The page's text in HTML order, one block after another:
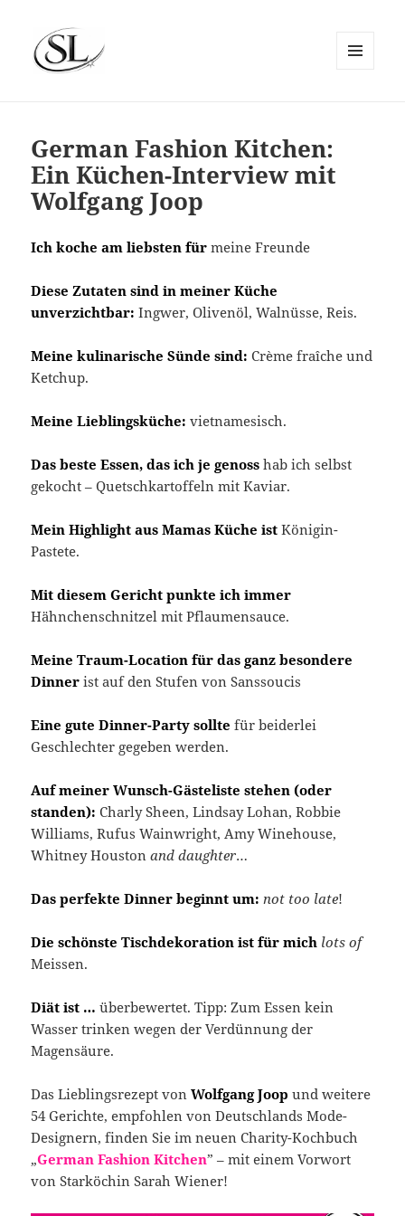
German Fashion Kitchen:
Ein Küchen-Interview mit
Wolfgang Joop
Ich koche am liebsten fürmeine Freunde
Diese Zutaten sind in meiner Küche
unverzichtbar: Ingwer, Olivenöl, Walnüsse, Reis.
Meine kulinarische Sünde sind: Crème fraîche und
Ketchup.
Meine Lieblingsküche: vietnamesisch.
Das beste Essen, das ich je genosshab ich selbst
gekocht – Quetschkartoffeln mit Kaviar.
Mein Highlight aus Mamas Küche ist Königin-
Pastete.
Mit diesem Gericht punkte ich immer
Hähnchenschnitzel mit Pflaumensauce.
Meine Traum-Location für das ganz besondere
Dinnerist auf den Stufen von Sanssoucis
Eine gute Dinner-Party solltefür beiderlei
Geschlechter gegeben werden.
Auf meiner Wunsch-Gästeliste stehen (oder
standen): Charly Sheen, Lindsay Lohan, Robbie
Williams, Rufus Wainwright, Amy Winehouse,
Whitney Houstonand daughter…
Das perfekte Dinner beginnt um: not too late!
Die schönste Tischdekoration ist für mich lots of
Meissen.
Diät ist … überbewertet. Tipp: Zum Essen kein
Wasser trinken wegen der Verdünnung der
Magensäure.
Das Lieblingsrezept vonWolfgang Joop und weitere
54 Gerichte, empfohlen von Deutschlands Mode-
Designern, finden Sie im neuen Charity-Kochbuch
„German Fashion Kitchen” – mit einem Vorwort
von Starköchin Sarah Wiener!